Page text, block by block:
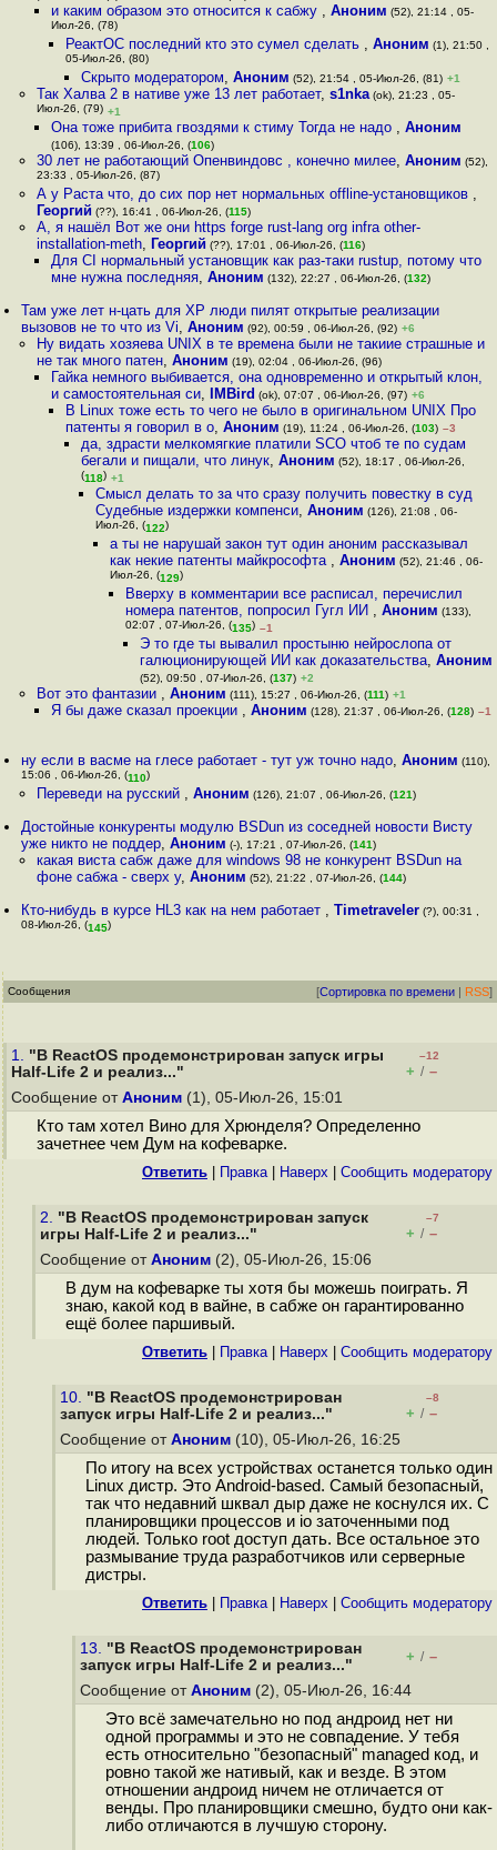
и каким образом это относится к сабжу , Аноним (52), 21:14 , 05-
Июл-26, (78)
РеактОС последний кто это сумел сделать ,Аноним (1), 21:50 ,
05-Июл-26, (80)
Скрыто модератором, Аноним (52), 21:54 , 05-Июл-26, (81) +1
Так Халва 2 в нативе уже 13 лет работает, s1nka(ok), 21:23 , 05-
Июл-26, (79) +1
Она тоже прибита гвоздями к стиму Тогда не надо , Аноним
(106), 13:39 , 06-Июл-26, (106)
30 лет не работающий Опенвиндовс , конечно милее, Аноним (52),
23:33 , 05-Июл-26, (87)
А у Раста что, до сих пор нет нормальных offline-установщиков ,
Георгий (??), 16:41 , 06-Июл-26, (115)
А, я нашёл Вот же они https forge rust-lang org infra other-
installation-meth, Георгий (??), 17:01 , 06-Июл-26, (116)
Для CI нормальный установщик как раз-таки rustup, потому что
мне нужна последняя, Аноним (132), 22:27 , 06-Июл-26, (132)
Там уже лет н-цать для XP люди пилят открытые реализации
вызовов не то что из Vi,Аноним (92), 00:59 , 06-Июл-26, (92) +6
Ну видать хозяева UNIX в те времена были не такиие страшные и
не так много патен, Аноним (19), 02:04 , 06-Июл-26, (96)
Гайка немного выбивается, она одновременно и открытый клон,
и самостоятельная си, IMBird (ok), 07:07 , 06-Июл-26, (97) +6
В Linux тоже есть то чего не было в оригинальном UNIX Про
патенты я говорил в о,Аноним (19), 11:24 , 06-Июл-26, (103) –3
да, здрасти мелкомягкие платили SCO чтоб те по судам
бегали и пищали, что линук, Аноним (52), 18:17 , 06-Июл-26,
(118) +1
Смысл делать то за что сразу получить повестку в суд
Судебные издержки компенси, Аноним (126), 21:08 , 06-
Июл-26, (122)
а ты не нарушай закон тут один аноним рассказывал
как некие патенты майкрософта ,Аноним (52), 21:46 , 06-
Июл-26, (129)
Вверху в комментарии все расписал, перечислил
номера патентов, попросил Гугл ИИ , Аноним (133),
02:07 , 07-Июл-26, (135) –1
Э то где ты вывалил простыню нейрослопа от
галюционирующей ИИ как доказательства, Аноним
(52), 09:50 , 07-Июл-26, (137) +2
Вот это фантазии , Аноним (111), 15:27 , 06-Июл-26, (111) +1
Я бы даже сказал проекции , Аноним (128), 21:37 , 06-Июл-26, (128) –1
ну если в васме на глесе работает - тут уж точно надо,Аноним (110),
15:06 , 06-Июл-26, (110)
Переведи на русский , Аноним (126), 21:07 , 06-Июл-26, (121)
Достойные конкуренты модулю BSDun из соседней новости Висту
уже никто не поддер,Аноним (-), 17:21 , 07-Июл-26, (141)
какая виста сабж даже для windows 98 не конкурент BSDun на
фоне сабжа - сверх у, Аноним (52), 21:22 , 07-Июл-26, (144)
Кто-нибудь в курсе HL3 как на нем работает ,Timetraveler (?), 00:31 ,
08-Июл-26, (145)
Сообщения [Сортировка по времени | RSS]
1. "В ReactOS продемонстрирован запуск игры
Half-Life 2 и реализ..."
–12
+ / –
Сообщение от Аноним (1), 05-Июл-26, 15:01
Кто там хотел Вино для Хрюнделя? Определенно
зачетнее чем Дум на кофеварке.
Ответить Правка| Наверх Cообщить модератору
2. "В ReactOS продемонстрирован запуск
игры Half-Life 2 и реализ..."
–7
+ / –
Сообщение от Аноним (2), 05-Июл-26, 15:06
В дум на кофеварке ты хотя бы можешь поиграть. Я
знаю, какой код в вайне, в сабже он гарантированно
ещё более паршивый.
Ответить Правка| Наверх Cообщить модератору
10. "В ReactOS продемонстрирован
запуск игры Half-Life 2 и реализ..."
–8
+ / –
Сообщение от Аноним (10), 05-Июл-26, 16:25
По итогу на всех устройствах останется только один
Linux дистр. Это Android-based. Самый безопасный,
так что недавний шквал дыр даже не коснулся их. С
планировщики процессов и io заточенными под
людей. Только root доступ дать. Все остальное это
размывание труда разработчиков или серверные
дистры.
Ответить Правка| Наверх Cообщить модератору
13. "В ReactOS продемонстрирован
запуск игры Half-Life 2 и реализ..."
+ / –
Сообщение от Аноним (2), 05-Июл-26, 16:44
Это всё замечательно но под андроид нет ни
одной программы и это не совпадение. У тебя
есть относительно "безопасный" managed код, и
ровно такой же нативый, как и везде. В этом
отношении андроид ничем не отличается от
венды. Про планировщики смешно, будто они как-
либо отличаются в лучшую сторону.